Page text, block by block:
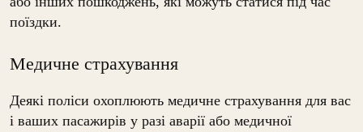
поїздки.
Медичне страхування
Деякі поліси охоплюють медичне страхування для вас
і ваших пасажирів у разі аварії або медичної